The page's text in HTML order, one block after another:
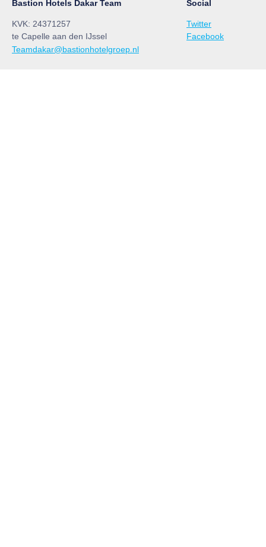
Bastion Hotels Dakar Team
KVK: 24371257
te Capelle aan den IJssel
Teamdakar@bastionhotelgroep.nl
Social
Twitter
Facebook